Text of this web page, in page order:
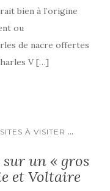
bien à l’origine
ou
de nacre offertes
V […]
À VISITER ...
sur un « gros
et Voltaire